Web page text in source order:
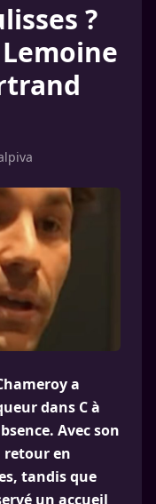
?
a
dans C à
Avec son
en
tandis que
un accueil